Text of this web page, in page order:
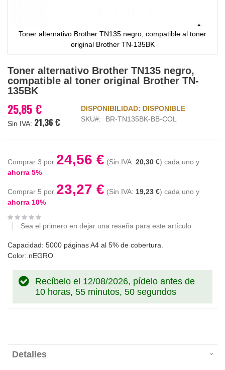
Toner alternativo Brother TN135 negro, compatible al toner
original Brother TN-135BK
al
comienzo
de
galería
de
Toner alternativo Brother TN135 negro,
compatible al toner original Brother TN-
135BK
25,85 €
21,36 €
DISPONIBILIDAD: DISPONIBLE
SKU
BR-TN135BK-BB-COL
Comprar 3 por 24,56 € 20,30 € cada uno y
ahorra 5%
Comprar 5 por 23,27 € 19,23 € cada uno y
ahorra 10%
Sea el primero en dejar una reseña para este artículo
Capacidad: 5000 páginas A4 al 5% de cobertura.
Color: nEGRO
Recíbelo el 12/08/2026, pídelo antes de
10 horas, 55 minutos, 49 segundos
Detalles